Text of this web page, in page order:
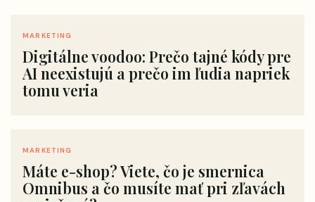
MARKETING
Digitálne voodoo: Prečo tajné kódy pre
AI neexistujú a prečo im ľudia napriek
tomu veria
MARKETING
Máte e-shop? Viete, čo je smernica
Omnibus a čo musíte mať pri zľavách